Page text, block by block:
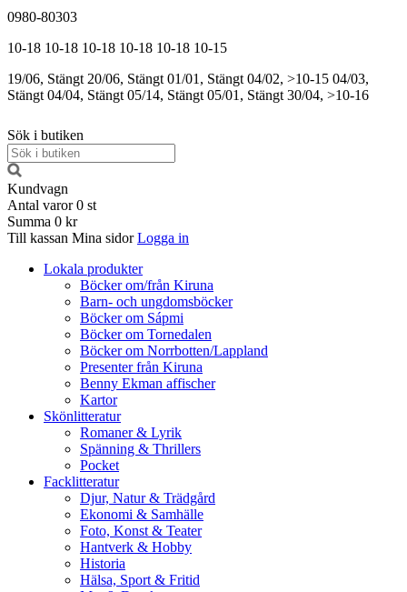
0980-80303
10-18 10-18 10-18 10-18 10-18 10-15
19/06, Stängt 20/06, Stängt 01/01, Stängt 04/02, >10-15 04/03,
Stängt 04/04, Stängt 05/14, Stängt 05/01, Stängt 30/04, >10-16
Sök i butiken
Kundvagn
Antal varor 0 st
Summa 0 kr
Till kassan Mina sidor Logga in
Lokala produkter
Böcker om/från Kiruna
Barn- och ungdomsböcker
Böcker om Sápmi
Böcker om Tornedalen
Böcker om Norrbotten/Lappland
Presenter från Kiruna
Benny Ekman affischer
Kartor
Skönlitteratur
Romaner & Lyrik
Spänning & Thrillers
Pocket
Facklitteratur
Djur, Natur & Trädgård
Ekonomi & Samhälle
Foto, Konst & Teater
Hantverk & Hobby
Historia
Hälsa, Sport & Fritid